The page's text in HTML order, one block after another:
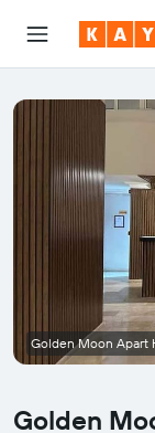
Golden
Golden Moon Apart